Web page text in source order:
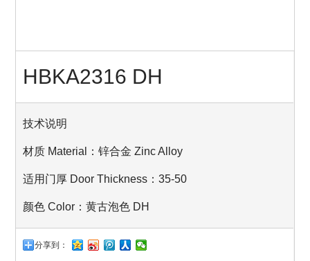
HBKA2316 DH
技术说明
材质 Material：锌合金 Zinc Alloy
适用门厚 Door Thickness：35-50
颜色 Color：黄古泡色 DH
分享到：